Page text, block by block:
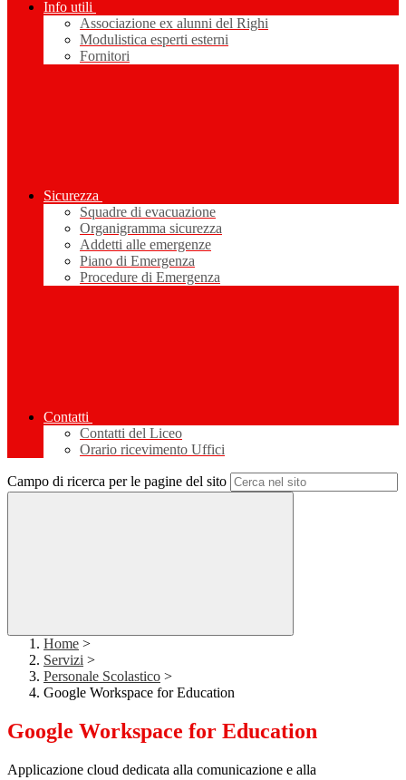
Info utili
Associazione ex alunni del Righi
Modulistica esperti esterni
Fornitori
Sicurezza
Squadre di evacuazione
Organigramma sicurezza
Addetti alle emergenze
Piano di Emergenza
Procedure di Emergenza
Contatti
Contatti del Liceo
Orario ricevimento Uffici
Campo di ricerca per le pagine del sito
Home >
Servizi >
Personale Scolastico >
Google Workspace for Education
Google Workspace for Education
Applicazione cloud dedicata alla comunicazione e alla